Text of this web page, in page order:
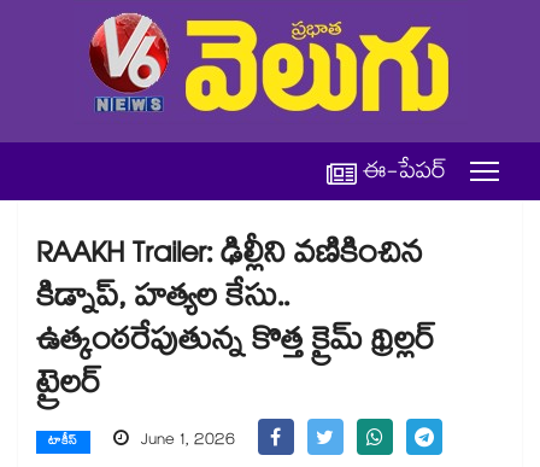
ఈ-పేపర్
RAAKH Trailer: ఢిల్లీని వణికించిన
కిడ్నాప్, హత్యల కేసు..
ఉత్కంఠరేపుతున్న కొత్త క్రైమ్ థ్రిల్లర్
ట్రైలర్
టాకీస్ June 1, 2026